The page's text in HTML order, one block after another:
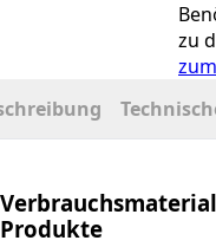
zu
Produkte